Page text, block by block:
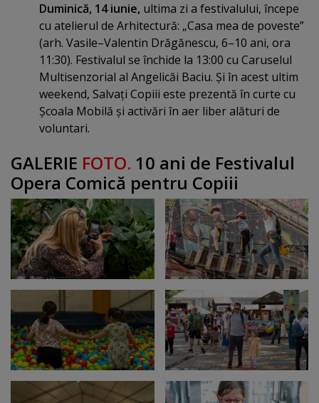
Duminică, 14 iunie, ultima zi a festivalului, începe
cu atelierul de Arhitectură: „Casa mea de poveste”
(arh. Vasile–Valentin Drăgănescu, 6–10 ani, ora
11:30). Festivalul se închide la 13:00 cu Caruselul
Multisenzorial al Angelicăi Baciu. Şi în acest ultim
weekend, Salvaţi Copiii este prezentă în curte cu
Şcoala Mobilă şi activări în aer liber alături de
voluntari.
GALERIE FOTO. 10 ani de Festivalul
Opera Comică pentru Copiii